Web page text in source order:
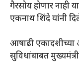
गैरसोय होणार नाही
एकनाथ शिंदे यांनी
आषाढी एकादशीच्या
सुविधांबाबत